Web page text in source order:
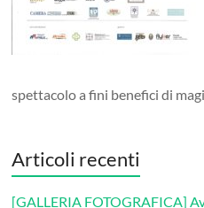
spettacolo a fini benefici di
Articoli recenti
[GALLERIA FOTOGRAFICA]